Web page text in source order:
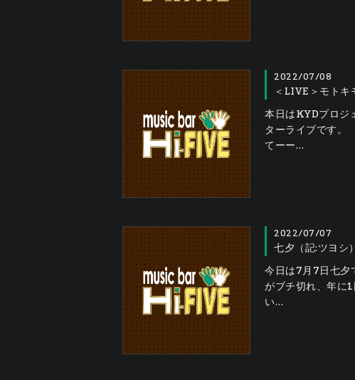
2022/07/08
＜LIVE＞モトキ
本日はKYDプロジ
ターライブです。
てーー…
2022/07/07
七夕（記:ツヨシ）
今日は7月7日七夕
がブチ切れ、年に
い…